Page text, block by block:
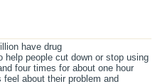
have drug
people cut down or stop using
four times for about one hour
about their problem and